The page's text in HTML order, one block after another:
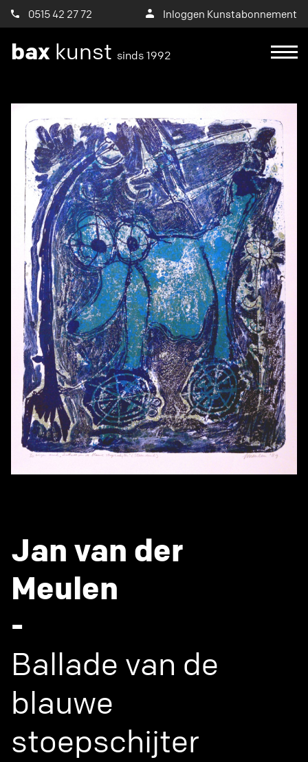
0515 42 27 72 Inloggen Kunstabonnement
bax kunst sinds 1992
Jan van der
Meulen
-
Ballade van de
blauwe
stoepschijter